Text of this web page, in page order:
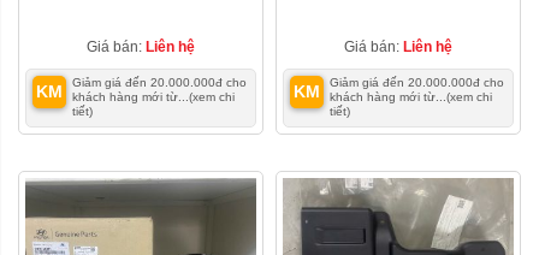
Giá bán: Liên hệ
KM
Giảm giá đến 20.000.000đ cho
khách hàng mới từ... (xem chi
tiết)
Giá bán: Liên hệ
KM
Giảm giá đến 20.000.000đ cho
khách hàng mới từ... (xem chi
tiết)